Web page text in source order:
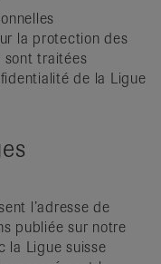
la protection des
sont traitées
de la Ligue
l’adresse de
publiée sur notre
la Ligue suisse